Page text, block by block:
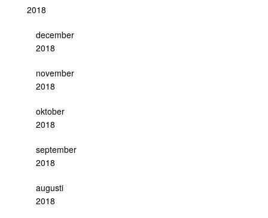
2018
december
2018
november
2018
oktober
2018
september
2018
augusti
2018